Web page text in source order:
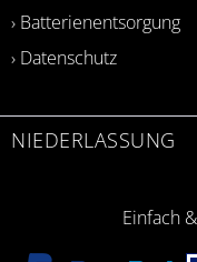
› Batterienentsorgung
› Datenschutz
NIEDERLASSUNG
Einfach